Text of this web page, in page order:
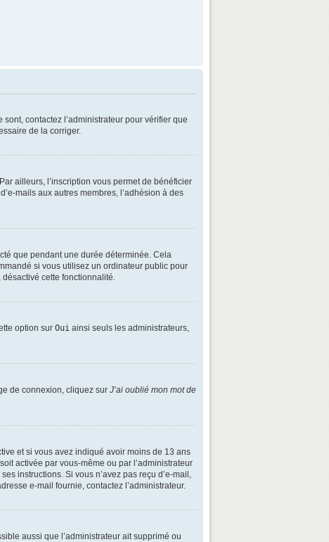
contactez l’administrateur pour vérifier que
de la corriger.
ailleurs, l’inscription vous permet de bénéficier
mails aux autres membres, l’adhésion à des
que pendant une durée déterminée. Cela
si vous utilisez un ordinateur public pour
cette fonctionnalité.
option sur Oui ainsi seuls les administrateurs,
de connexion, cliquez sur J’ai oublié mon mot de
et si vous avez indiqué avoir moins de 13 ans
activée par vous-même ou par l’administrateur
instructions. Si vous n’avez pas reçu d’e-mail,
e-mail fournie, contactez l’administrateur.
aussi que l’administrateur ait supprimé ou